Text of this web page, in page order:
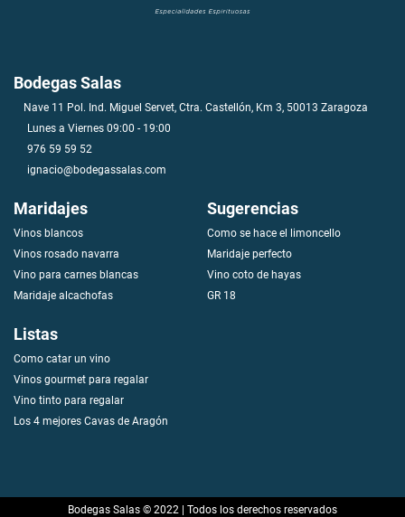
Bodegas Salas
Nave 11 Pol. Ind. Miguel Servet, Ctra. Castellón, Km 3, 50013 Zaragoza
Lunes a Viernes 09:00 - 19:00
976 59 59 52
ignacio@bodegassalas.com
Maridajes
Vinos blancos
Vinos rosado navarra
Vino para carnes blancas
Maridaje alcachofas
Sugerencias
Como se hace el limoncello
Maridaje perfecto
Vino coto de hayas
GR 18
Listas
Como catar un vino
Vinos gourmet para regalar
Vino tinto para regalar
Los 4 mejores Cavas de Aragón
Bodegas Salas © 2022 | Todos los derechos reservados